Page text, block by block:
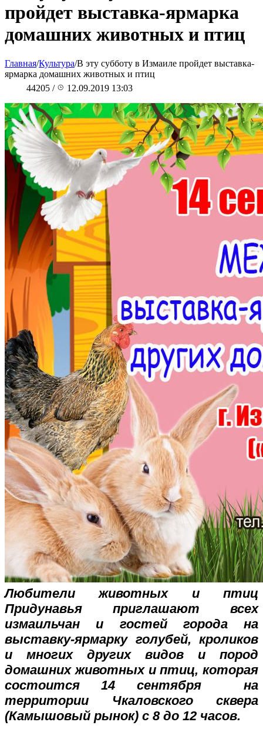
пройдет выставка-ярмарка
домашних животных и птиц
Главная/Культура/В эту субботу в Измаиле пройдет выставка-
ярмарка домашних животных и птиц
44205 / 12.09.2019 13:03
Любители животных и птиц
Придунавья приглашают всех
измаильчан и гостей города на
выставку-ярмарку голубей, кроликов
и многих других видов и пород
домашних животных и птиц, которая
состоится 14 сентября на
территории Чкаловского сквера
(Камышовый рынок) с 8 до 12 часов.